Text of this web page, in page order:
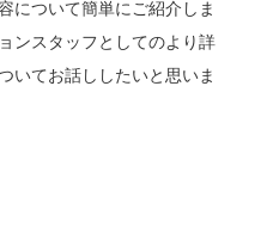
について簡単にご紹介しま
ンスタッフとしてのより詳
いてお話ししたいと思いま